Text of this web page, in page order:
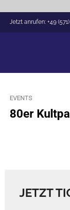
Jetzt anrufen: +49
Events
EVENTS
80er
JETZT